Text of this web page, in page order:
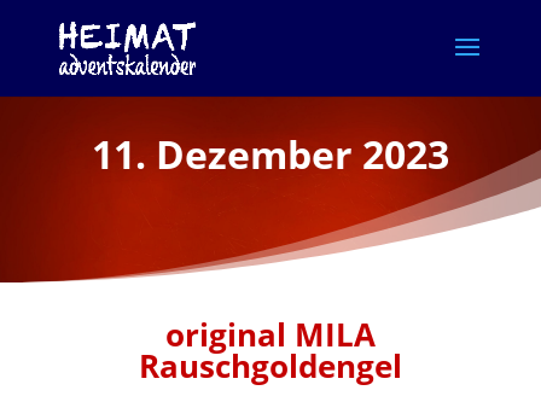
11. Dezember 2023
original MILA
Rauschgoldengel